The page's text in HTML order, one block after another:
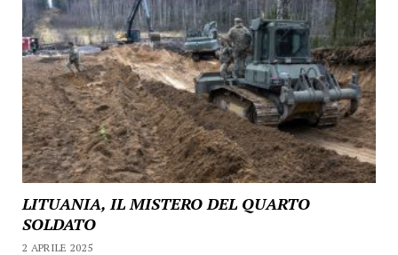
LITUANIA, IL MISTERO DEL QUARTO
SOLDATO
2 APRILE 2025